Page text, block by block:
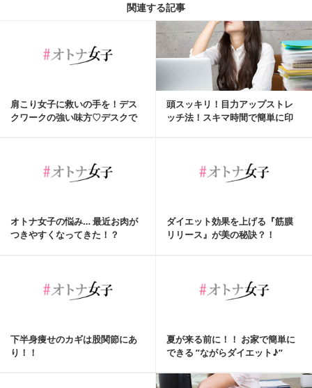
関連する記事
肩こり女子に救いの手を！デス
クワークの強い味方♡デスクで
頭スッキリ！目力アップストレ
ッチ法！スキマ時間で簡単に印
オトナ女子の悩み… 最近お肉が
つきやすくなってきた！？
ダイエット効果を上げる『筋膜
リリース』が美の秘訣？！
下半身痩せのカギは股関節にあ
り！！
夏が来る前に！！ お家で簡単に
できる ”ながらダイエット♪”